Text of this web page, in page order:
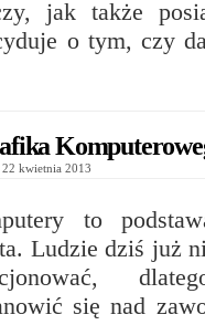
jak także
o tym, czy
22 kwietnia 2013
to
Ludzie dziś już
się nad